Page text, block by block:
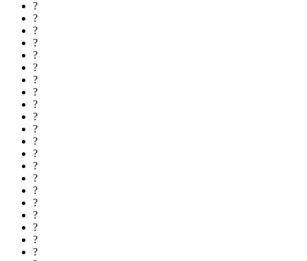
?
?
?
?
?
?
?
?
?
?
?
?
?
?
?
?
?
?
?
?
?